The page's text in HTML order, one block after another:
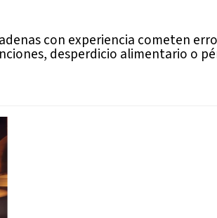
con experiencia cometen
desperdicio alimentario o